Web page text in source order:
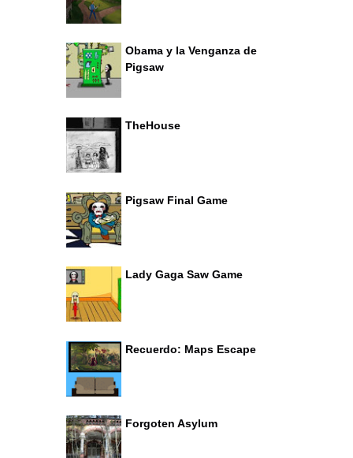
Obama y la Venganza de
Pigsaw
TheHouse
Pigsaw Final Game
Lady Gaga Saw Game
Recuerdo: Maps Escape
Forgoten Asylum